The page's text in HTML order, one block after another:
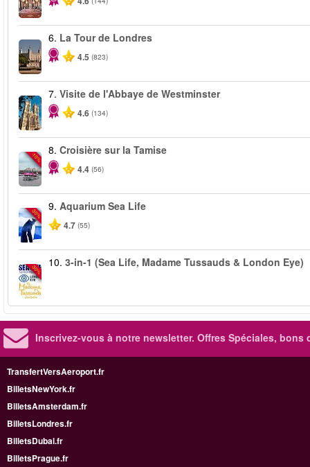
6. La Tour de Londres
4.5 (823)
7. Visite de l'Abbaye de Westminster
4.6 (134)
-10%
8. Croisière sur la Tamise
4.4 (56)
-30%
9. Aquarium Sea Life
4.7 (55)
-30%
10. 3-in-1 (Sea Life, Madame Tussauds & London Eye)
Inscrivez-vous à notre newsletter. Offres Spéciales, bons
TransfertVersAeroport.fr
BilletsNewYork.fr
BilletsAmsterdam.fr
BilletsLondres.fr
BilletsDubai.fr
BilletsPrague.fr